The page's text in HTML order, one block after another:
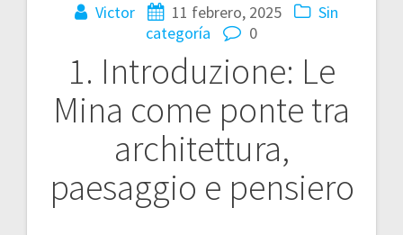
Victor 11 febrero, 2025
Sin
categoría
0
1. Introduzione: Le
Mina come ponte tra
architettura,
paesaggio e pensiero